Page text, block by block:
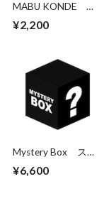
MABU KONDE
Chisato Smiling 1
¥2,200
Mystery Box ステ
¥6,600